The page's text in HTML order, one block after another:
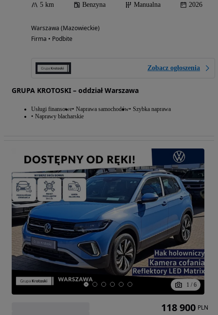
5 km Benzyna Manualna 2026
Warszawa (Mazowieckie)
Firma • Podbite
Zobacz ogłoszenia
GRUPA KROTOSKI – oddział Warszawa
Usługi finansowe Naprawa samochodów Szybka naprawa
Naprawy blacharskie
1 / 6
118 900 PLN